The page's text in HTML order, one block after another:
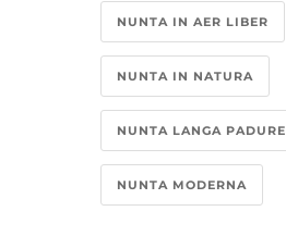
NUNTA IN AER LIBER
NUNTA IN NATURA
NUNTA LANGA PADURE
NUNTA MODERNA